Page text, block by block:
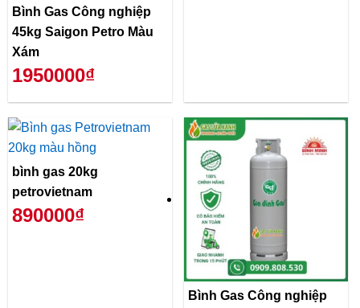
Bình Gas Công nghiệp
45kg Saigon Petro Màu
Xám
1950000₫
bình gas 20kg
petrovietnam
890000₫
Bình Gas Công nghiệp